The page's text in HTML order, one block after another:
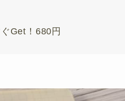
Get！680円